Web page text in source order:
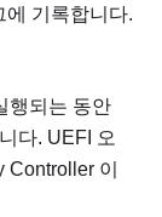
에 기록합니다.
행되는 동안
다. UEFI 오
Controller 이